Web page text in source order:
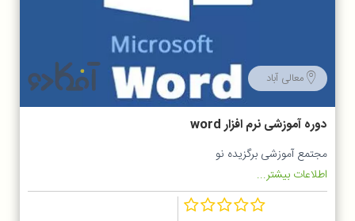
معالی آباد
دوره آموزشی نرم افزار word
مجتمع آموزشی برگزیده نو
اطلاعات بیشتر...